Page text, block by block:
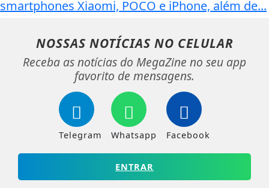
smartphones Xiaomi, POCO e iPhone, além de...
NOSSAS NOTÍCIAS NO CELULAR
Receba as notícias do MegaZine no seu app
favorito de mensagens.
Telegram Whatsapp Facebook
ENTRAR